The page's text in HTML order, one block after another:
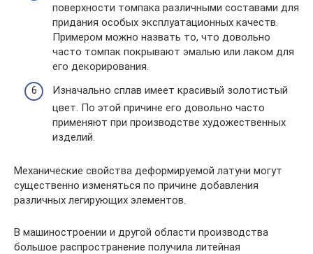
поверхности томпака различными составами для
придания особых эксплуатационных качеств.
Примером можно назвать то, что довольно
часто томпак покрывают эмалью или лаком для
его декорирования.
Изначально сплав имеет красивый золотистый
цвет. По этой причине его довольно часто
применяют при производстве художественных
изделий.
Механические свойства деформируемой латуни могут
существенно изменяться по причине добавления
различных легирующих элементов.
В машиностроении и другой области производства
большое распространение получила литейная